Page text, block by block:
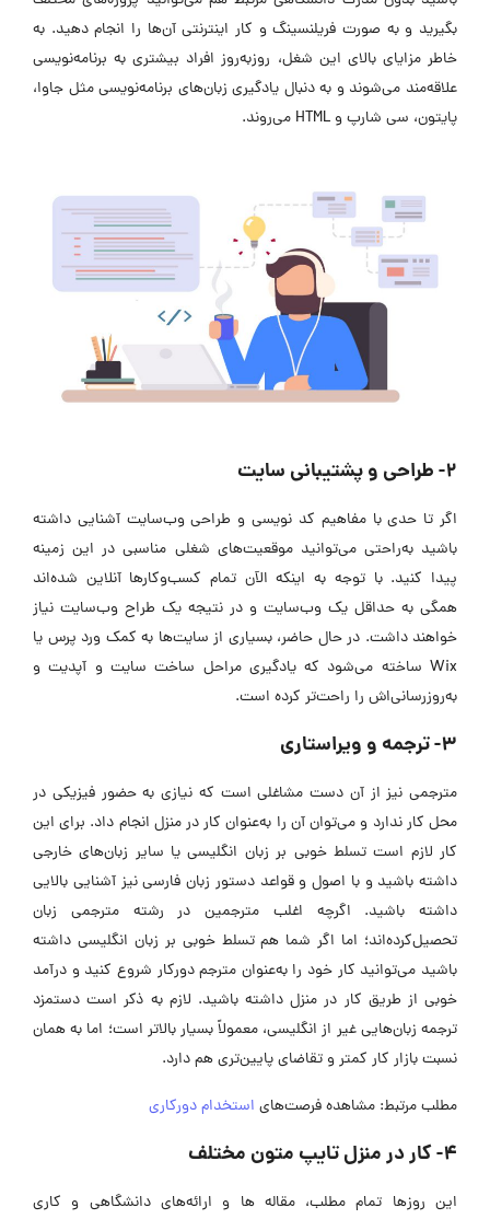
بگیرید و به صورت فریلنسینگ و کار اینترنتی آن‌ها را انجام دهید. به
خاطر مزایای بالای این شغل، روزبه‌روز افراد بیشتری به برنامه‌نویسی
علاقه‌مند می‌شوند و به دنبال یادگیری زبان‌های برنامه‌نویسی مثل جاوا،
پایتون، سی شارپ و HTML می‌روند.
2- طراحی و پشتیبانی سایت
اگر تا حدی با مفاهیم کد نویسی و طراحی وب‌سایت آشنایی داشته
باشید به‌راحتی می‌توانید موقعیت‌های شغلی مناسبی در این زمینه
پیدا کنید. با توجه به اینکه الآن تمام کسب‌وکارها آنلاین شده‌اند
همگی به حداقل یک وب‌سایت و در نتیجه یک طراح وب‌سایت نیاز
خواهند داشت. در حال حاضر، بسیاری از سایت‌ها به کمک ورد پرس یا
Wix ساخته می‌شود که یادگیری مراحل ساخت سایت و آپدیت و
به‌روزرسانی‌اش را راحت‌تر کرده است.
3- ترجمه و ویراستاری
مترجمی نیز از آن دست مشاغلی است که نیازی به حضور فیزیکی در
محل کار ندارد و می‌توان آن را به‌عنوان کار در منزل انجام داد. برای این
کار لازم است تسلط خوبی بر زبان انگلیسی یا سایر زبان‌های خارجی
داشته باشید و با اصول و قواعد دستور زبان فارسی نیز آشنایی بالایی
داشته باشید. اگرچه اغلب مترجمین در رشته مترجمی زبان
تحصیل‌کرده‌اند؛ اما اگر شما هم تسلط خوبی بر زبان انگلیسی داشته
باشید می‌توانید کار خود را به‌عنوان مترجم دورکار شروع کنید و درآمد
خوبی از طریق کار در منزل داشته باشید. لازم به ذکر است دستمزد
ترجمه زبان‌هایی غیر از انگلیسی، معمولاً بسیار بالاتر است؛ اما به همان
نسبت بازار کار کمتر و تقاضای پایین‌تری هم دارد.
مطلب مرتبط: مشاهده فرصت‌های استخدام دورکاری
4- کار در منزل تایپ متون مختلف
این روزها تمام مطلب، مقاله ها و ارائه‌های دانشگاهی و کاری